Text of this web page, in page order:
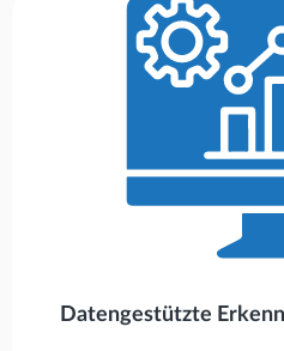
Datengestützte